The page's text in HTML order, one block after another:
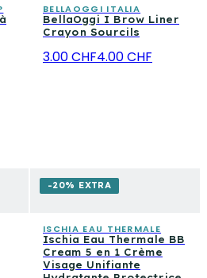
BELLAOGGI ITALIA
BellaOggi I Brow Liner
Crayon Sourcils
3.00 CHF4.00 CHF
-20% EXTRA
ISCHIA EAU THERMALE
Ischia Eau Thermale BB
Cream 5 en 1 Crème
Visage Unifiante